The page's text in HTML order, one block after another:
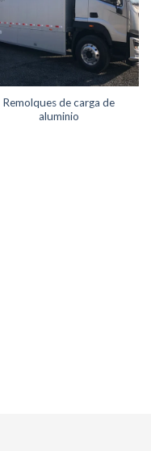
Remolques de carga de
aluminio